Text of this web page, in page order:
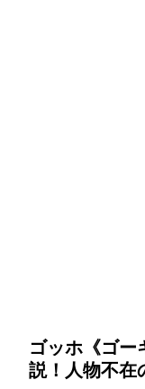
ゴッホ《ゴー
説！人物不在